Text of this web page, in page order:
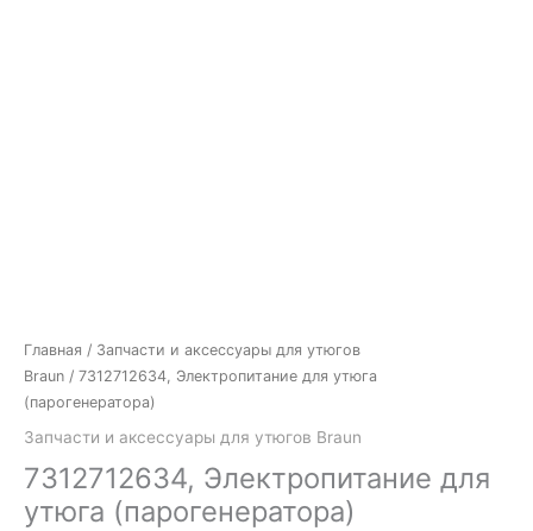
Главная / Запчасти и аксессуары для утюгов
Braun / 7312712634, Электропитание для утюга
(парогенератора)
Запчасти и аксессуары для утюгов Braun
7312712634, Электропитание для
утюга (парогенератора)